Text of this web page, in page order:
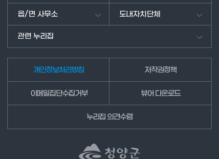
읍/면 사무소 도내자치단체
관련 누리집
개인정보처리방침 저작권정책
이메일집단수집거부 뷰어 다운로드
누리집 의견수렴